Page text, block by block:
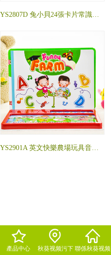
YS2807D 兔小貝24張卡片常識認知智能學習筆
YS2901A 英文快樂農場玩具音樂書
產品中心 秋葵视频污下 聯係秋葵视频